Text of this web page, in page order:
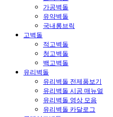
가공벽돌
유약벽돌
국내롱브릭
고벽돌
적고벽돌
청고벽돌
백고벽돌
유리벽돌
유리벽돌 전제품보기
유리벽돌 시공 매뉴얼
유리벽돌 영상 모음
유리벽돌 카달로그